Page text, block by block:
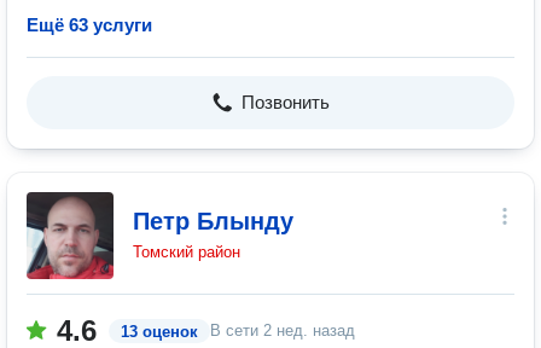
Ещё 63 услуги
Позвонить
Петр Блынду
Томский район
4.6 13 оценок В сети 2 нед. назад